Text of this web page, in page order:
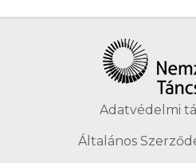
Adatvédelmi
Általános